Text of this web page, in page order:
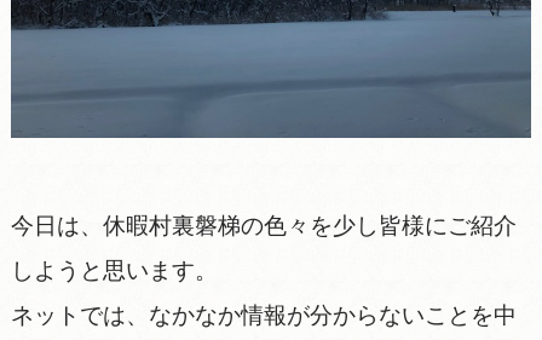
今日は、休暇村裏磐梯の色々を少し皆様にご紹介
しようと思います。
ネットでは、なかなか情報が分からないことを中